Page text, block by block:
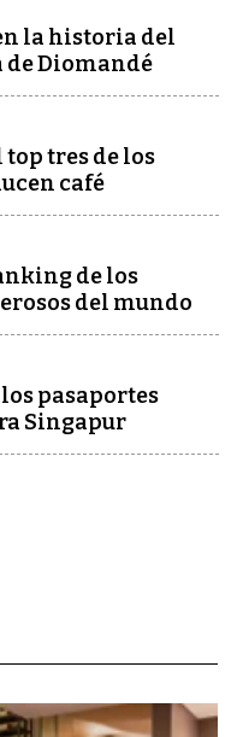
la historia del
de Diomandé
top tres de los
café
de los
del mundo
pasaportes
Singapur